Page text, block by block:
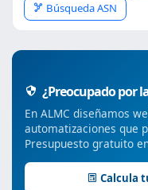
Búsqueda ASN
¿Preocupado por
En ALMC diseñamos
automatizaciones que
Presupuesto gratuito
Calcula